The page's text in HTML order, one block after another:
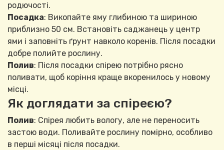
родючості.
Посадка: Викопайте яму глибиною та шириною
приблизно 50 см. Встановіть саджанець у центр
ями і заповніть ґрунт навколо коренів. Після посадки
добре полийте рослину.
Полив: Після посадки спірею потрібно рясно
поливати, щоб коріння краще вкоренилось у новому
місці.
Як доглядати за спіреєю?
Полив: Спірея любить вологу, але не переносить
застою води. Поливайте рослину помірно, особливо
в перші місяці після посадки.